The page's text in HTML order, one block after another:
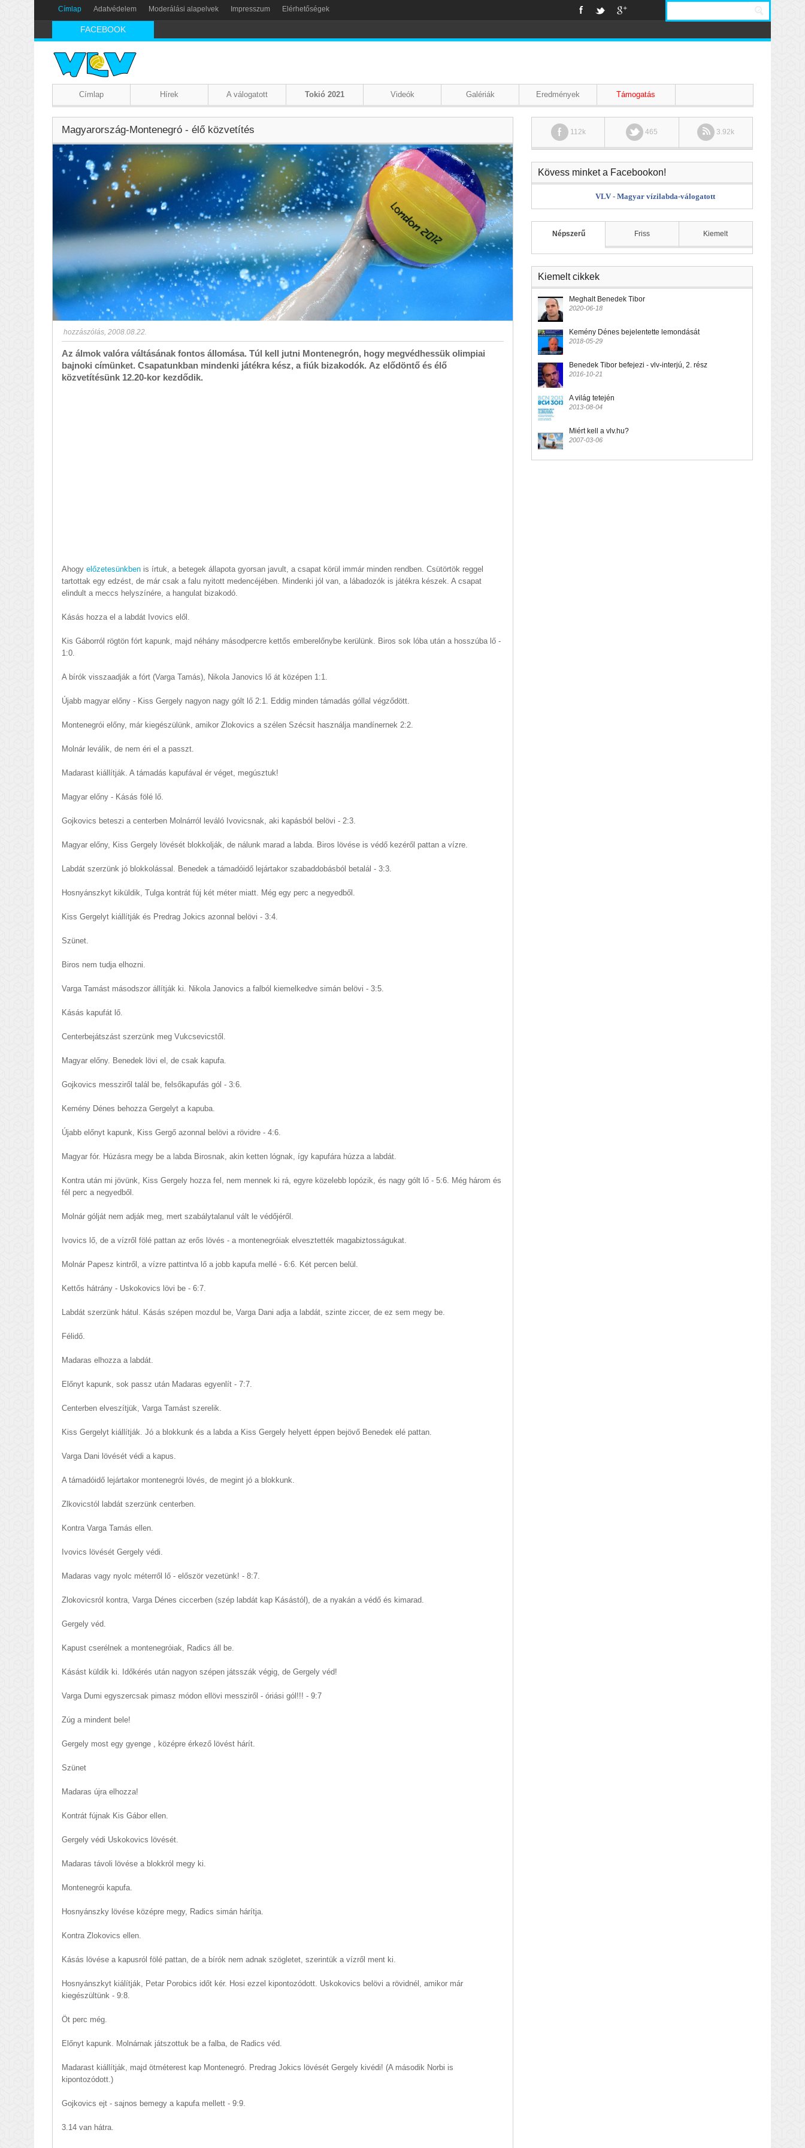
Címlap Adatvédelem Moderálási alapelvek Impresszum Elérhetőségek
FACEBOOK
Címlap Hírek A válogatott Tokió 2021 Videók Galériák Eredmények Támogatás
Magyarország-Montenegró - élő közvetítés
hozzászólás, 2008.08.22.
Az álmok valóra váltásának fontos állomása. Túl kell jutni Montenegrón, hogy megvédhessük olimpiai
bajnoki címünket. Csapatunkban mindenki játékra kész, a fiúk bizakodók. Az elődöntő és élő
közvetítésünk 12.20-kor kezdődik.
Ahogy előzetesünkben is írtuk, a betegek állapota gyorsan javult, a csapat körül immár minden rendben. Csütörtök reggel
tartottak egy edzést, de már csak a falu nyitott medencéjében. Mindenki jól van, a lábadozók is játékra készek. A csapat
elindult a meccs helyszínére, a hangulat bizakodó.
Kásás hozza el a labdát Ivovics elől.
Kis Gáborról rögtön fórt kapunk, majd néhány másodpercre kettős emberelőnybe kerülünk. Biros sok lóba után a hosszúba lő -
1:0.
A bírók visszaadják a fórt (Varga Tamás), Nikola Janovics lő át középen 1:1.
Újabb magyar előny - Kiss Gergely nagyon nagy gólt lő 2:1. Eddig minden támadás góllal végződött.
Montenegrói előny, már kiegészülünk, amikor Zlokovics a szélen Szécsit használja mandínernek 2:2.
Molnár leválik, de nem éri el a passzt.
Madarast kiállítják. A támadás kapufával ér véget, megúsztuk!
Magyar előny - Kásás fölé lő.
Gojkovics beteszi a centerben Molnárról leváló Ivovicsnak, aki kapásból belövi - 2:3.
Magyar előny, Kiss Gergely lövését blokkolják, de nálunk marad a labda. Biros lövése is védő kezéről pattan a vízre.
Labdát szerzünk jó blokkolással. Benedek a támadóidő lejártakor szabaddobásból betalál - 3:3.
Hosnyánszkyt kiküldik, Tulga kontrát fúj két méter miatt. Még egy perc a negyedből.
Kiss Gergelyt kiállítják és Predrag Jokics azonnal belövi - 3:4.
Szünet.
Biros nem tudja elhozni.
Varga Tamást másodszor állítják ki. Nikola Janovics a falból kiemelkedve simán belövi - 3:5.
Kásás kapufát lő.
Centerbejátszást szerzünk meg Vukcsevicstől.
Magyar előny. Benedek lövi el, de csak kapufa.
Gojkovics messziről talál be, felsőkapufás gól - 3:6.
Kemény Dénes behozza Gergelyt a kapuba.
Újabb előnyt kapunk, Kiss Gergő azonnal belövi a rövidre - 4:6.
Magyar fór. Húzásra megy be a labda Birosnak, akin ketten lógnak, így kapufára húzza a labdát.
Kontra után mi jövünk, Kiss Gergely hozza fel, nem mennek ki rá, egyre közelebb lopózik, és nagy gólt lő - 5:6. Még három és
fél perc a negyedből.
Molnár gólját nem adják meg, mert szabálytalanul vált le védőjéről.
Ivovics lő, de a vízről fölé pattan az erős lövés - a montenegróiak elvesztették magabiztosságukat.
Molnár Papesz kintről, a vízre pattintva lő a jobb kapufa mellé - 6:6. Két percen belül.
Kettős hátrány - Uskokovics lövi be - 6:7.
Labdát szerzünk hátul. Kásás szépen mozdul be, Varga Dani adja a labdát, szinte ziccer, de ez sem megy be.
Félidő.
Madaras elhozza a labdát.
Előnyt kapunk, sok passz után Madaras egyenlít - 7:7.
Centerben elveszítjük, Varga Tamást szerelik.
Kiss Gergelyt kiállítják. Jó a blokkunk és a labda a Kiss Gergely helyett éppen bejövő Benedek elé pattan.
Varga Dani lövését védi a kapus.
A támadóidő lejártakor montenegrói lövés, de megint jó a blokkunk.
Zlkovicstól labdát szerzünk centerben.
Kontra Varga Tamás ellen.
Ivovics lövését Gergely védi.
Madaras vagy nyolc méterről lő - először vezetünk! - 8:7.
Zlokovicsról kontra, Varga Dénes ciccerben (szép labdát kap Kásástól), de a nyakán a védő és kimarad.
Gergely véd.
Kapust cserélnek a montenegróiak, Radics áll be.
Kásást küldik ki. Időkérés után nagyon szépen játsszák végig, de Gergely véd!
Varga Dumi egyszercsak pimasz módon ellövi messziről - óriási gól!!! - 9:7
Zúg a mindent bele!
Gergely most egy gyenge , középre érkező lövést hárít.
Szünet
Madaras újra elhozza!
Kontrát fújnak Kis Gábor ellen.
Gergely védi Uskokovics lövését.
Madaras távoli lövése a blokkról megy ki.
Montenegrói kapufa.
Hosnyánszky lövése középre megy, Radics simán hárítja.
Kontra Zlokovics ellen.
Kásás lövése a kapusról fölé pattan, de a bírók nem adnak szögletet, szerintük a vízről ment ki.
Hosnyánszkyt kiálítják, Petar Porobics időt kér. Hosi ezzel kipontozódott. Uskokovics belövi a rövidnél, amikor már
kiegészültünk - 9:8.
Öt perc még.
Előnyt kapunk. Molnárnak játszottuk be a falba, de Radics véd.
Madarast kiállítják, majd ötméterest kap Montenegró. Predrag Jokics lövését Gergely kivédi! (A második Norbi is
kipontozódott.)
Gojkovics ejt - sajnos bemegy a kapufa mellett - 9:9.
3.14 van hátra.
112k 465 3.92k
Kövess minket a Facebookon!
VLV - Magyar vízilabda-válogatott
Népszerű Friss Kiemelt
Kiemelt cikkek
Meghalt Benedek Tibor
2020-06-18
Kemény Dénes bejelentette lemondását
2018-05-29
Benedek Tibor befejezi - vlv-interjú, 2. rész
2016-10-21
A világ tetején
2013-08-04
Miért kell a vlv.hu?
2007-03-06